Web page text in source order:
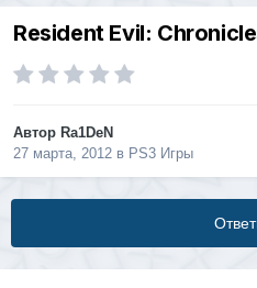
Resident Evil:
Автор Ra1DeN
27 марта, 2012 в PS3 Игры